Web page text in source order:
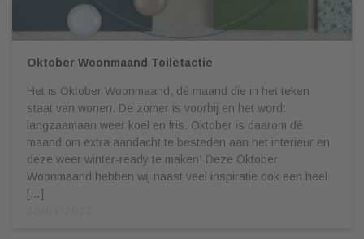
Oktober Woonmaand Toiletactie
Het is Oktober Woonmaand, dé maand die in het teken
staat van wonen. De zomer is voorbij en het wordt
langzaamaan weer koel en fris. Oktober is daarom dé
maand om extra aandacht te besteden aan het interieur en
deze weer winter-ready te maken! Deze Oktober
Woonmaand hebben wij naast veel inspiratie ook een heel
[…]